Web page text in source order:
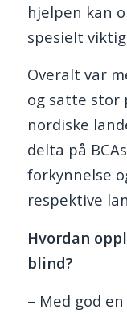
hjelpen kan
spesielt
Overalt var
og satte stor
nordiske
delta på
forkynnelse
respektive
Hvordan
blind?
– Med god